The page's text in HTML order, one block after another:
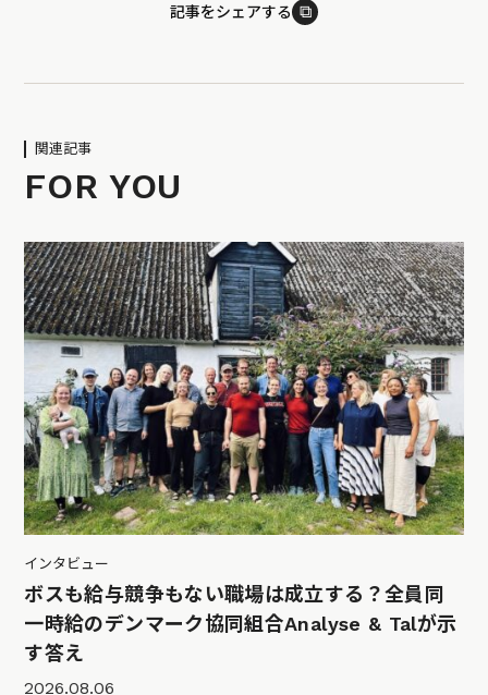
記事をシェアする ⧉
関連記事
FOR YOU
インタビュー
ボスも給与競争もない職場は成立する？全員同
一時給のデンマーク協同組合Analyse & Talが示
す答え
2026.08.06